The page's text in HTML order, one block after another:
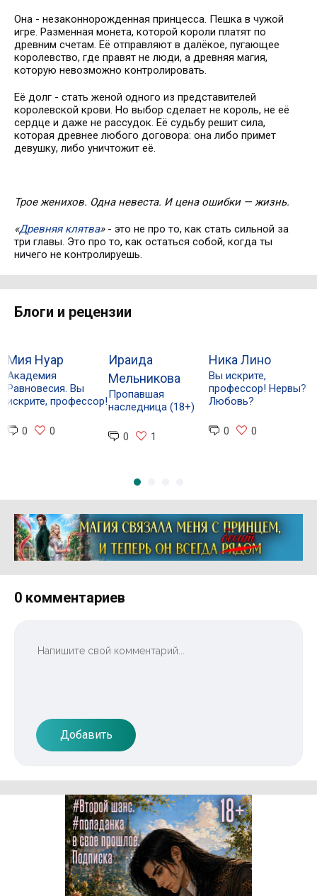
Она - незаконнорожденная принцесса. Пешка в чужой
игре. Разменная монета, которой короли платят по
древним счетам. Её отправляют в далёкое, пугающее
королевство, где правят не люди, а древняя магия,
которую невозможно контролировать.
Её долг - стать женой одного из представителей
королевской крови. Но выбор сделает не король, не её
сердце и даже не рассудок. Её судьбу решит сила,
которая древнее любого договора: она либо примет
девушку, либо уничтожит её.
Трое женихов. Одна невеста. И цена ошибки — жизнь.
«Древняя клятва» - это не про то, как стать сильной за
три главы. Это про то, как остаться собой, когда ты
ничего не контролируешь.
Блоги и рецензии
Мия Нуар
Академия
Равновесия. Вы
искрите, профессор!
0 0
Ираида
Мельникова
Пропавшая
наследница (18+)
0 1
Ника Лино
Вы искрите,
профессор! Нервы?
Любовь?
0 0
Реклама 16+ АО «ЛитГород»
0 комментариев
Добавить